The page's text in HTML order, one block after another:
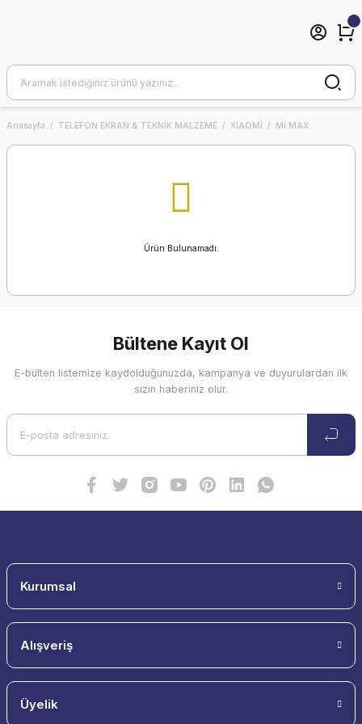
Anasayfa TELEFON EKRAN & TEKNİK MALZEME XIAOMİ Mİ MAX
Ürün Bulunamadı.
Bültene Kayıt Ol
E-bülten listemize kaydolduğunuzda, kampanya ve duyurulardan ilk
sizin haberiniz olur.
Kurumsal
Alışveriş
Üyelik